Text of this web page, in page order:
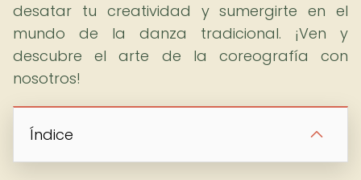
desatar tu creatividad y sumergirte en el
mundo de la danza tradicional. ¡Ven y
descubre el arte de la coreografía con
nosotros!
Índice